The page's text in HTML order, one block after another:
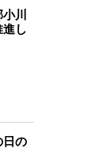
川
し
日の